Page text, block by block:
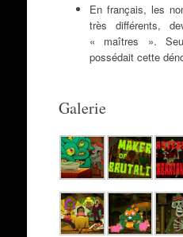
En français, les
très différents,
« maîtres ».
possédait cette
Galerie